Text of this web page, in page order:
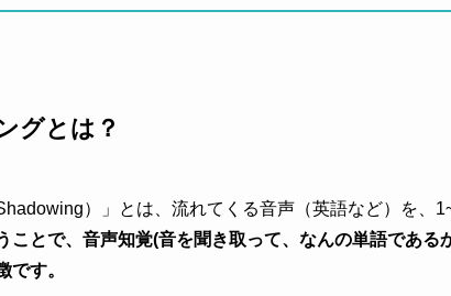
グとは？
）」とは、流れてくる音声（英語など）を、
ことで、音声知覚(音を聞き取って、なんの単語である
です。